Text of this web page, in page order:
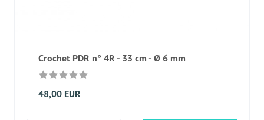
Crochet PDR n° 4R - 33 cm - Ø 6 mm
48,00 EUR